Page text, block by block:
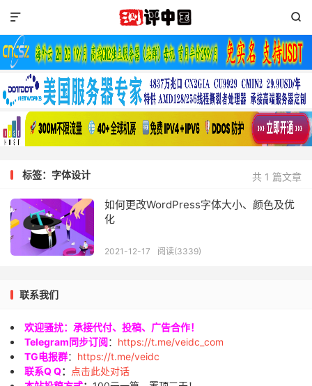


共 1 篇文章
标签：字体设计
如何更改WordPress字体大小、颜色及优
化
2021-12-17 阅读(3339)
联系我们
欢迎骚扰：承接代付、投稿、广告合作！
Telegram同步订阅： https://t.me/veidc_com
TG电报群： https://t.me/veidc
联系Q Q：
点击此处对话